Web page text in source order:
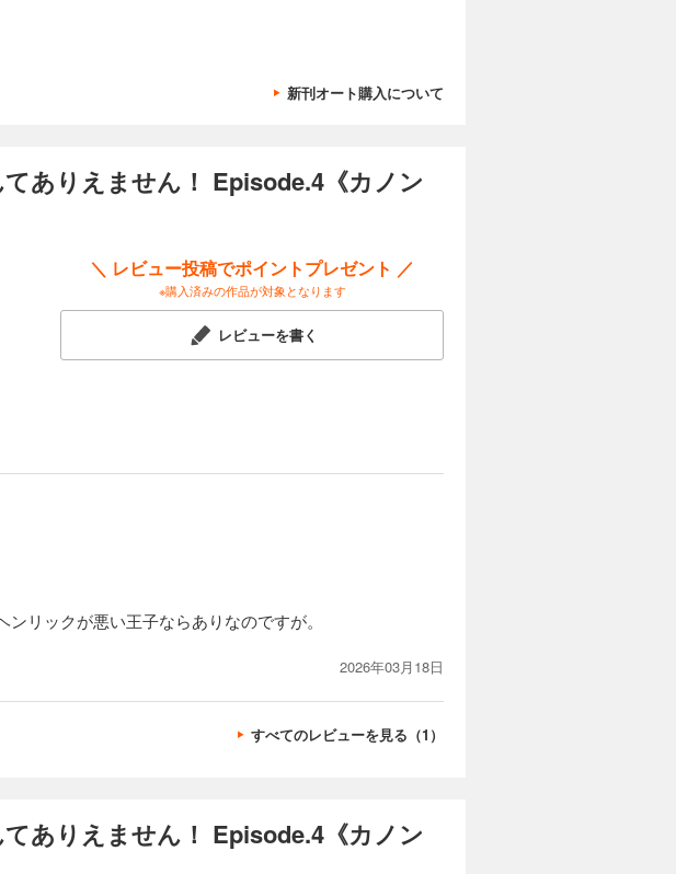
新刊オート購入について
ありえません！ Episode.4《カノン
＼ レビュー投稿でポイントプレゼント ／
※購入済みの作品が対象となります
レビューを書く
リックが悪い王子ならありなのですが。
2026年03月18日
すべてのレビューを見る（1）
ありえません！ Episode.4《カノン